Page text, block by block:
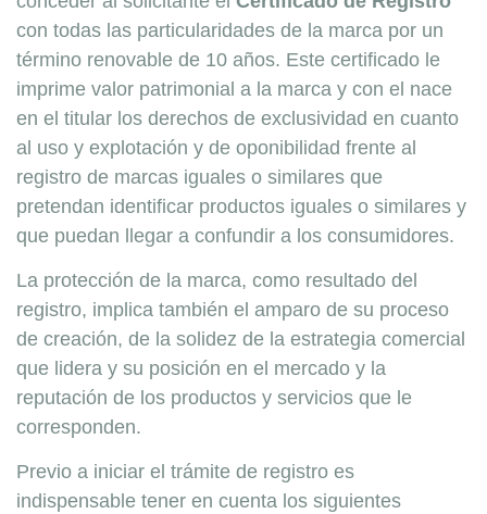
con todas las particularidades de la marca por un
término renovable de 10 años. Este certificado le
imprime valor patrimonial a la marca y con el nace
en el titular los derechos de exclusividad en cuanto
al uso y explotación y de oponibilidad frente al
registro de marcas iguales o similares que
pretendan identificar productos iguales o similares y
que puedan llegar a confundir a los consumidores.
La protección de la marca, como resultado del
registro, implica también el amparo de su proceso
de creación, de la solidez de la estrategia comercial
que lidera y su posición en el mercado y la
reputación de los productos y servicios que le
corresponden.
Previo a iniciar el trámite de registro es
indispensable tener en cuenta los siguientes